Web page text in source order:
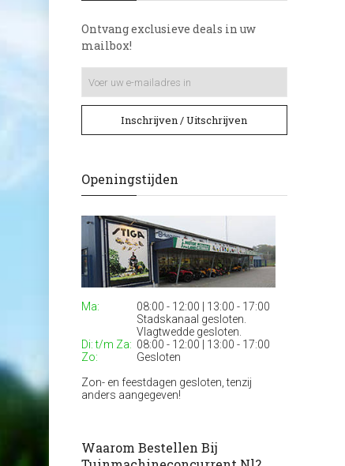
Ontvang exclusieve deals in uw
mailbox!
Inschrijven / Uitschrijven
Openingstijden
Ma:
08:00 - 12:00 | 13:00 - 17:00
Stadskanaal gesloten.
Vlagtwedde gesloten.
Di: t/m Za: 08:00 - 12:00 | 13:00 - 17:00
Zo:
Gesloten
Zon- en feestdagen gesloten, tenzij
anders aangegeven!
Waarom Bestellen Bij